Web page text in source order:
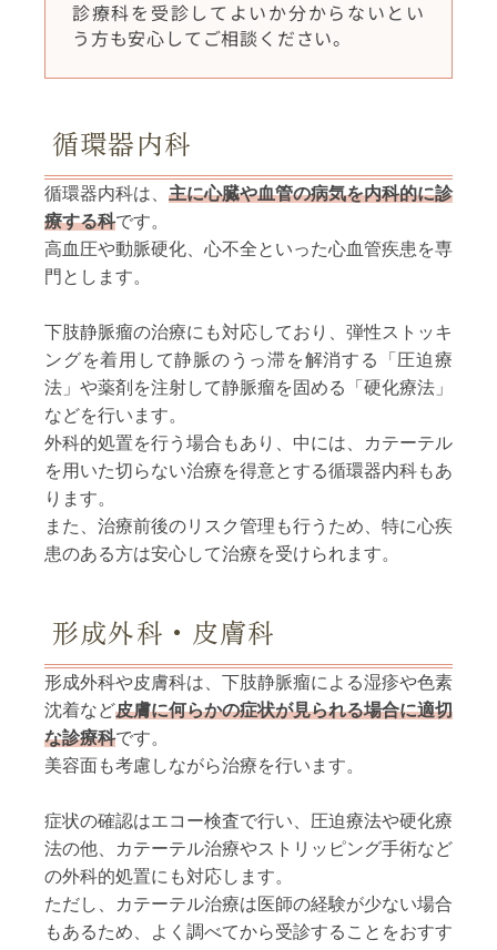
診療科を受診してよいか分からないとい
う方も安心してご相談ください。
循環器内科
循環器内科は、 主に心臓や血管の病気を内科的に診
療する科です。
高血圧や動脈硬化、心不全といった心血管疾患を専
門とします。
下肢静脈瘤の治療にも対応しており、弾性ストッキ
ングを着用して静脈のうっ滞を解消する「圧迫療
法」や薬剤を注射して静脈瘤を固める「硬化療法」
などを行います。
外科的処置を行う場合もあり、中には、カテーテル
を用いた切らない治療を得意とする循環器内科もあ
ります。
また、治療前後のリスク管理も行うため、特に心疾
患のある方は安心して治療を受けられます。
形成外科・皮膚科
形成外科や皮膚科は、下肢静脈瘤による湿疹や色素
沈着など皮膚に何らかの症状が見られる場合に適切
な診療科です。
美容面も考慮しながら治療を行います。
症状の確認はエコー検査で行い、圧迫療法や硬化療
法の他、カテーテル治療やストリッピング手術など
の外科的処置にも対応します。
ただし、カテーテル治療は医師の経験が少ない場合
もあるため、よく調べてから受診することをおすす